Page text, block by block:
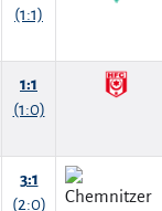
(1:1)
1:1
(1:0)
3:1
(2:0)